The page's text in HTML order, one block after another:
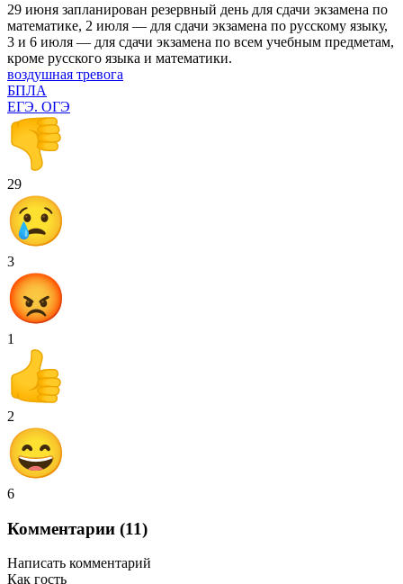
29 июня запланирован резервный день для сдачи экзамена по
математике, 2 июля — для сдачи экзамена по русскому языку,
3 и 6 июля — для сдачи экзамена по всем учебным предметам,
кроме русского языка и математики.
воздушная тревога
БПЛА
ЕГЭ. ОГЭ
29
3
1
2
6
Комментарии (11)
Написать комментарий
Как гость